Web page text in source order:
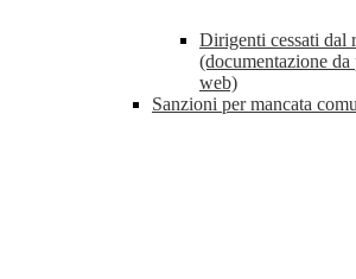
Dirigenti cessati dal
(documentazione
web)
Sanzioni per mancata